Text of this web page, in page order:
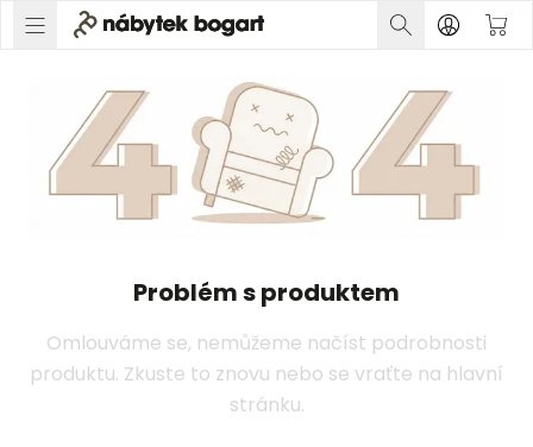
Problém s produktem
Omlouváme se, nemůžeme načíst podrobnosti
produktu. Zkuste to znovu nebo se vraťte na hlavní
stránku.